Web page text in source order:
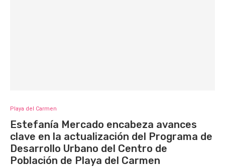
Playa del Carmen
Estefanía Mercado encabeza avances
clave en la actualización del Programa de
Desarrollo Urbano del Centro de
Población de Playa del Carmen